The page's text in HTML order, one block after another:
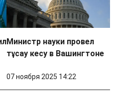
Министр науки провел
тұсау кесу в Вашингтоне
07 ноября 2025 14:22